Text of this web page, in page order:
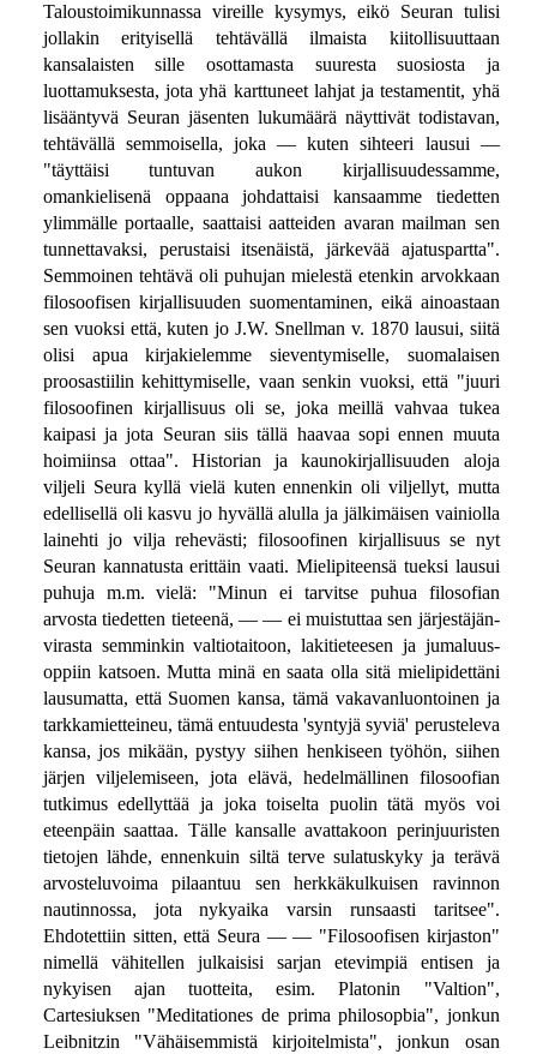
Taloustoimikunnassa vireille kysymys, eikö Seuran tulisi
jollakin erityisellä tehtävällä ilmaista kiitollisuuttaan
kansalaisten sille osottamasta suuresta suosiosta ja
luottamuksesta, jota yhä karttuneet lahjat ja testamentit, yhä
lisääntyvä Seuran jäsenten lukumäärä näyttivät todistavan,
tehtävällä semmoisella, joka — kuten sihteeri lausui —
"täyttäisi tuntuvan aukon kirjallisuudessamme,
omankielisenä oppaana johdattaisi kansaamme tiedetten
ylimmälle portaalle, saattaisi aatteiden avaran mailman sen
tunnettavaksi, perustaisi itsenäistä, järkevää ajatuspartta".
Semmoinen tehtävä oli puhujan mielestä etenkin arvokkaan
filosoofisen kirjallisuuden suomentaminen, eikä ainoastaan
sen vuoksi että, kuten jo J.W. Snellman v. 1870 lausui, siitä
olisi apua kirjakielemme sieventymiselle, suomalaisen
proosastiilin kehittymiselle, vaan senkin vuoksi, että "juuri
filosoofinen kirjallisuus oli se, joka meillä vahvaa tukea
kaipasi ja jota Seuran siis tällä haavaa sopi ennen muuta
hoimiinsa ottaa". Historian ja kaunokirjallisuuden aloja
viljeli Seura kyllä vielä kuten ennenkin oli viljellyt, mutta
edellisellä oli kasvu jo hyvällä alulla ja jälkimäisen vainiolla
lainehti jo vilja rehevästi; filosoofinen kirjallisuus se nyt
Seuran kannatusta erittäin vaati. Mielipiteensä tueksi lausui
puhuja m.m. vielä: "Minun ei tarvitse puhua filosofian
arvosta tiedetten tieteenä, — — ei muistuttaa sen järjestäjän-
virasta semminkin valtiotaitoon, lakitieteesen ja jumaluus-
oppiin katsoen. Mutta minä en saata olla sitä mielipidettäni
lausumatta, että Suomen kansa, tämä vakavanluontoinen ja
tarkkamietteineu, tämä entuudesta 'syntyjä syviä' perusteleva
kansa, jos mikään, pystyy siihen henkiseen työhön, siihen
järjen viljelemiseen, jota elävä, hedelmällinen filosoofian
tutkimus edellyttää ja joka toiselta puolin tätä myös voi
eteenpäin saattaa. Tälle kansalle avattakoon perinjuuristen
tietojen lähde, ennenkuin siltä terve sulatuskyky ja terävä
arvosteluvoima pilaantuu sen herkkäkulkuisen ravinnon
nautinnossa, jota nykyaika varsin runsaasti taritsee".
Ehdotettiin sitten, että Seura — — "Filosoofisen kirjaston"
nimellä vähitellen julkaisisi sarjan etevimpiä entisen ja
nykyisen ajan tuotteita, esim. Platonin "Valtion",
Cartesiuksen "Meditationes de prima philosopbia", jonkun
Leibnitzin "Vähäisemmistä kirjoitelmista", jonkun osan